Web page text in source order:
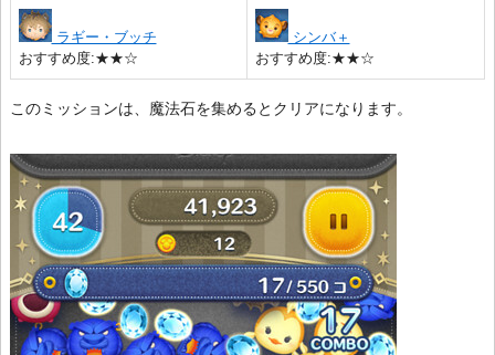
ラギー・ブッチ
おすすめ度:★★☆
シンバ＋
おすすめ度:★★☆
このミッションは、魔法石を集めるとクリアになります。